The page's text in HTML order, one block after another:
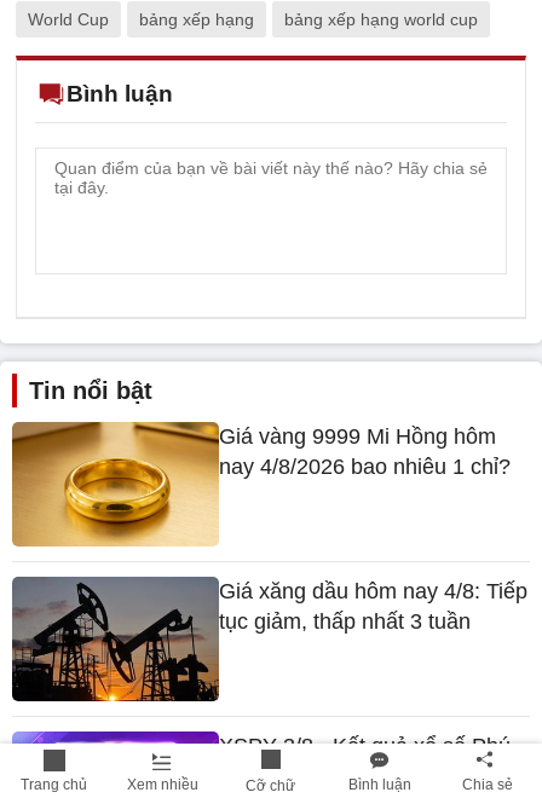
Trang chủ Xem nhiều Cỡ chữ Bình luận Chia sẻ
World Cup bảng xếp hạng bảng xếp hạng world cup
Bình luận
Tin nổi bật
Giá vàng 9999 Mi Hồng hôm
nay 4/8/2026 bao nhiêu 1 chỉ?
Giá xăng dầu hôm nay 4/8: Tiếp
tục giảm, thấp nhất 3 tuần
XSPY 3/8 - Kết quả xổ số Phú
Yên hôm nay 3/8/2026